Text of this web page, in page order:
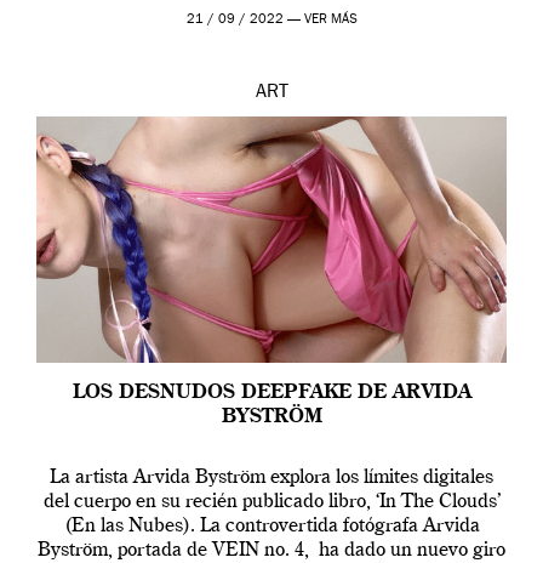
que los humanos tienen un complejo […]
21 / 09 / 2022 — VER MÁS
ART
LOS DESNUDOS DEEPFAKE DE ARVIDA
BYSTRÖM
La artista Arvida Byström explora los límites digitales
del cuerpo en su recién publicado libro, ‘In The Clouds’
(En las Nubes). La controvertida fotógrafa Arvida
Byström, portada de VEIN no. 4, ha dado un nuevo giro